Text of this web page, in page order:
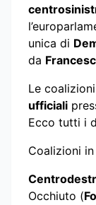
unica di
da
Le
ufficiali
Ecco tutti i
Coalizioni
Occhiuto (